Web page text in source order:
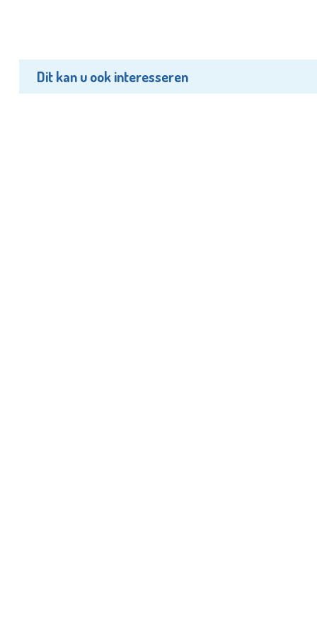
Dit kan u ook interesseren